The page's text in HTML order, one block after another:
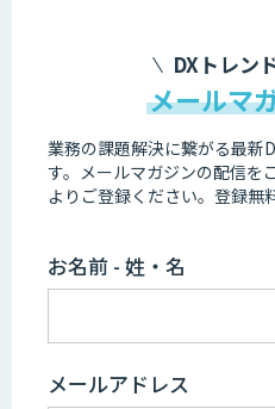
DXトレン
メールマ
業務の課題解決に繋がる最新
す。 メールマガジンの配信を
よりご登録ください。登録無
お名前 - 姓・名
メールアドレス